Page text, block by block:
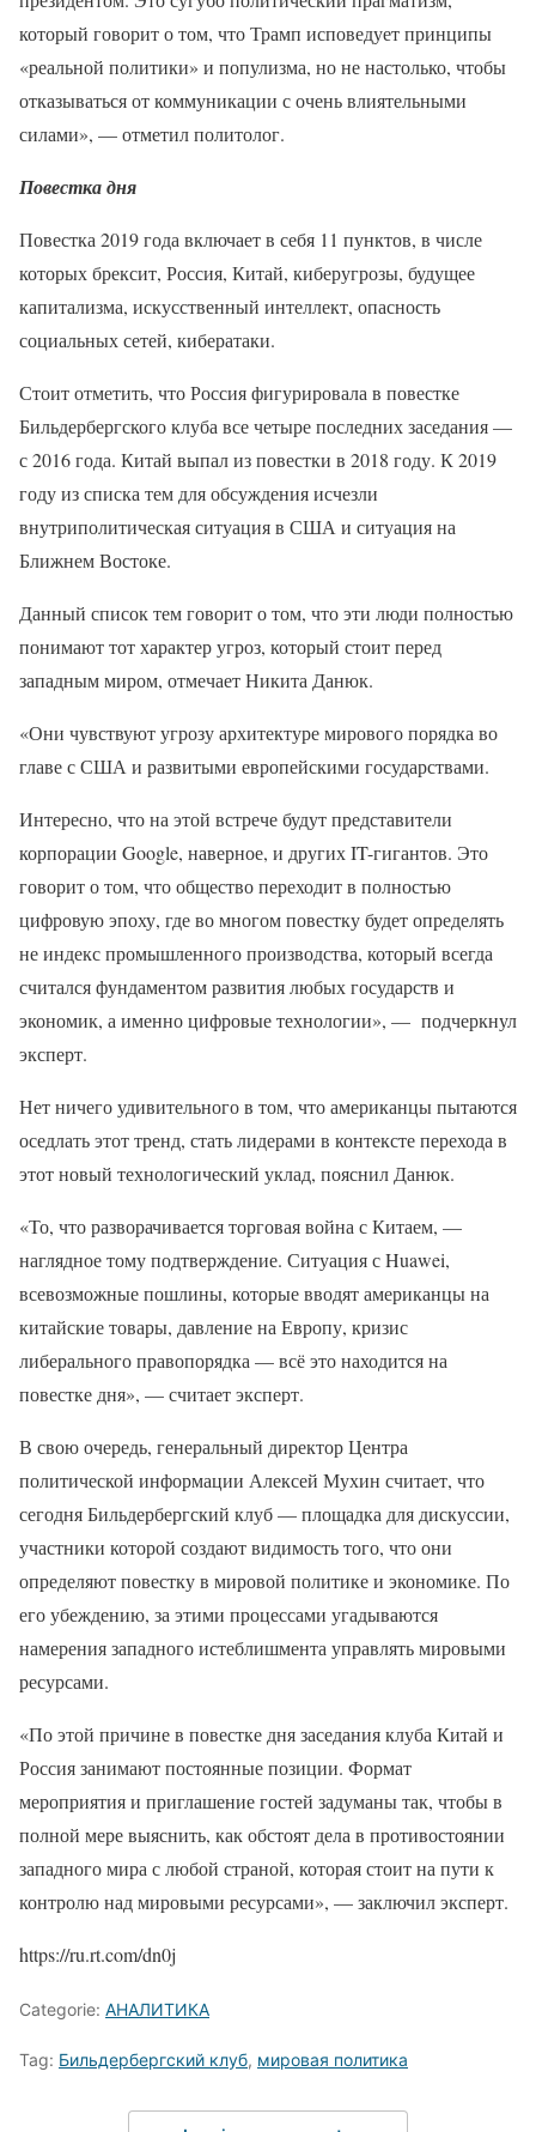
который говорит о том, что Трамп исповедует принципы
«реальной политики» и популизма, но не настолько, чтобы
отказываться от коммуникации с очень влиятельными
силами», — отметил политолог.
Повестка дня
Повестка 2019 года включает в себя 11 пунктов, в числе
которых брексит, Россия, Китай, киберугрозы, будущее
капитализма, искусственный интеллект, опасность
социальных сетей, кибератаки.
Стоит отметить, что Россия фигурировала в повестке
Бильдербергского клуба все четыре последних заседания —
с 2016 года. Китай выпал из повестки в 2018 году. К 2019
году из списка тем для обсуждения исчезли
внутриполитическая ситуация в США и ситуация на
Ближнем Востоке.
Данный список тем говорит о том, что эти люди полностью
понимают тот характер угроз, который стоит перед
западным миром, отмечает Никита Данюк.
«Они чувствуют угрозу архитектуре мирового порядка во
главе с США и развитыми европейскими государствами.
Интересно, что на этой встрече будут представители
корпорации Google, наверное, и других IT-гигантов. Это
говорит о том, что общество переходит в полностью
цифровую эпоху, где во многом повестку будет определять
не индекс промышленного производства, который всегда
считался фундаментом развития любых государств и
экономик, а именно цифровые технологии», — подчеркнул
эксперт.
Нет ничего удивительного в том, что американцы пытаются
оседлать этот тренд, стать лидерами в контексте перехода в
этот новый технологический уклад, пояснил Данюк.
«То, что разворачивается торговая война с Китаем, —
наглядное тому подтверждение. Ситуация с Huawei,
всевозможные пошлины, которые вводят американцы на
китайские товары, давление на Европу, кризис
либерального правопорядка — всё это находится на
повестке дня», — считает эксперт.
В свою очередь, генеральный директор Центра
политической информации Алексей Мухин считает, что
сегодня Бильдербергский клуб — площадка для дискуссии,
участники которой создают видимость того, что они
определяют повестку в мировой политике и экономике. По
его убеждению, за этими процессами угадываются
намерения западного истеблишмента управлять мировыми
ресурсами.
«По этой причине в повестке дня заседания клуба Китай и
Россия занимают постоянные позиции. Формат
мероприятия и приглашение гостей задуманы так, чтобы в
полной мере выяснить, как обстоят дела в противостоянии
западного мира с любой страной, которая стоит на пути к
контролю над мировыми ресурсами», — заключил эксперт.
https://ru.rt.com/dn0j
Categorie: АНАЛИТИКА
Tag: Бильдербергский клуб, мировая политика